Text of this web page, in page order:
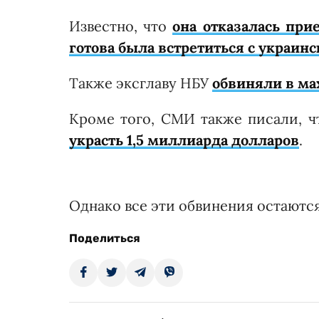
Известно, чтоона отказалась
готова была встретиться с
Также эксглаву НБУобвиняли в
Кроме того, СМИ также писали,
украсть 1,5 миллиарда долларов.
Однако все эти обвинения
Поделиться